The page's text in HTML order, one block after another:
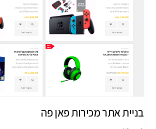
בניית אתר מכירות פאן פה